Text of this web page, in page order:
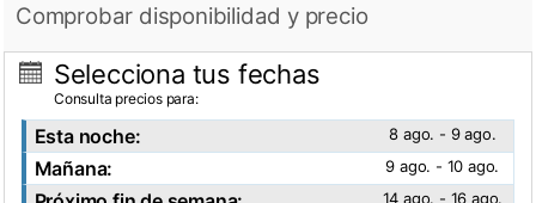
Comprobar disponibilidad y precio
Selecciona tus fechas
Consulta precios para:
Esta noche: 8 ago. - 9 ago.
Mañana: 9 ago. - 10 ago.
14 ago. - 16 ago.